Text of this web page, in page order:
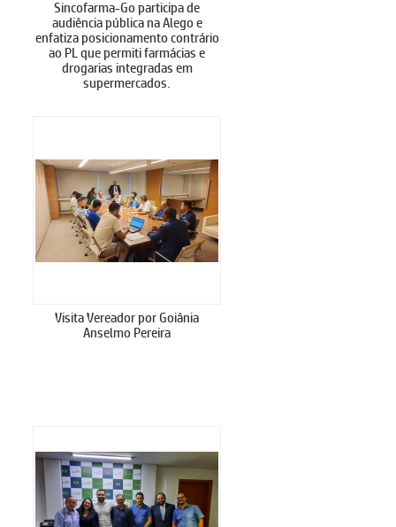
Sincofarma-Go participa de
audiência pública na Alego e
enfatiza posicionamento contrário
ao PL que permiti farmácias e
drogarias integradas em
supermercados.
Visita Vereador por Goiânia
Anselmo Pereira